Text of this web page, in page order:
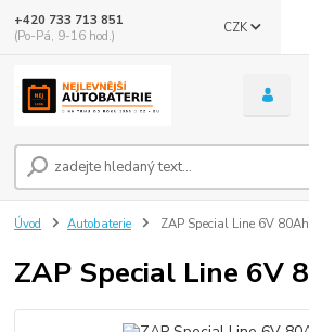
CZK
+420 733 713 851
(Po-Pá, 9-16 hod.)
Úvod Autobaterie ZAP Special Line 6V
ZAP Special Line 6V